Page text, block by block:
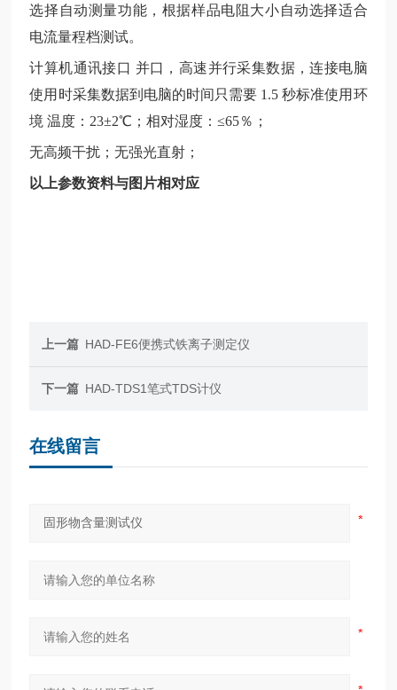
选择自动测量功能，根据样品电阻大小自动选择适合
电流量程档测试。
计算机通讯接口 并口，高速并行采集数据，连接电脑
使用时采集数据到电脑的时间只需要 1.5 秒标准使用环
境 温度：23±2℃；相对湿度：≤65％；
无高频干扰；无强光直射；
以上参数资料与图片相对应
上一篇 HAD-FE6便携式铁离子测定仪
下一篇 HAD-TDS1笔式TDS计仪
在线留言